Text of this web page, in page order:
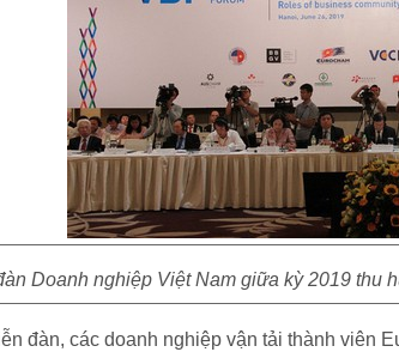
Doanh nghiệp Việt Nam giữa kỳ 2019 thu
đàn, các doanh nghiệp vận tải thành viên